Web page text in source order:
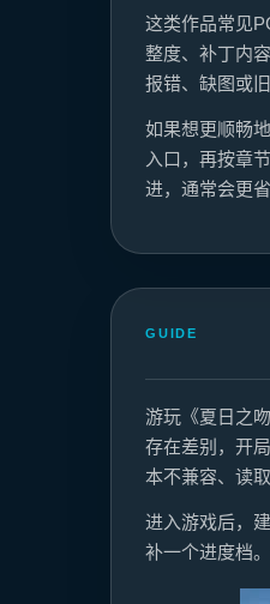
这类作品常见
整度、补丁内
报错、缺图或
如果想更顺畅
入口，再按章
进，通常会更省
GUIDE
游玩《夏日之
存在差别，开
本不兼容、读
进入游戏后，
补一个进度档